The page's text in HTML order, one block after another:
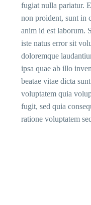
fugiat nulla pariatur.
non proident, sunt in
anim id est laborum.
iste natus error sit
doloremque
ipsa quae ab illo
beatae vitae dicta
voluptatem quia
fugit, sed quia
ratione voluptatem